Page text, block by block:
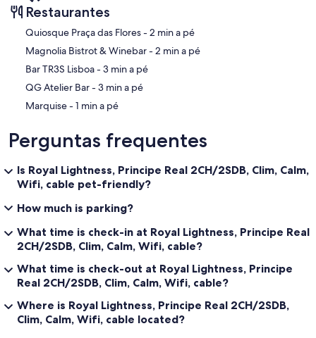
Restaurantes
‪Quiosque Praça das Flores - ‬2 min a pé
‪Magnolia Bistrot & Winebar - ‬2 min a pé
‪Bar TR3S Lisboa - ‬3 min a pé
‪QG Atelier Bar - ‬3 min a pé
‪Marquise - ‬1 min a pé
Perguntas frequentes
Is Royal Lightness, Principe Real 2CH/2SDB, Clim, Calm,
Wifi, cable pet-friendly?
How much is parking?
What time is check-in at Royal Lightness, Principe Real
2CH/2SDB, Clim, Calm, Wifi, cable?
What time is check-out at Royal Lightness, Principe
Real 2CH/2SDB, Clim, Calm, Wifi, cable?
Where is Royal Lightness, Principe Real 2CH/2SDB,
Clim, Calm, Wifi, cable located?